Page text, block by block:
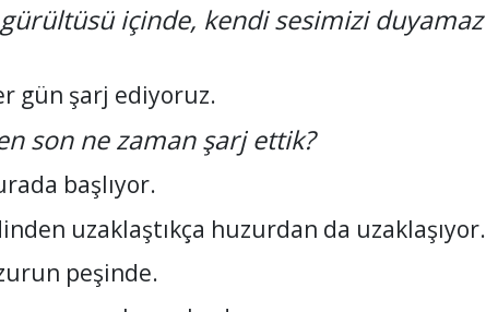
içinde, kendi sesimizi duyamaz
gün şarj ediyoruz.
son ne zaman şarj ettik?
başlıyor.
uzaklaştıkça huzurdan da uzaklaşıyor.
peşinde.